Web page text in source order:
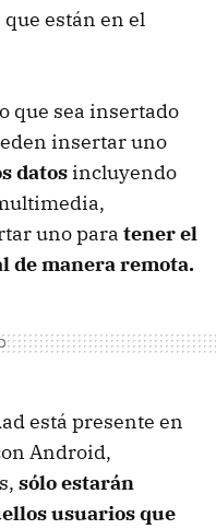
están en el
que sea insertado
insertar uno
datos incluyendo
uno para tener el
de manera remota.
está presente en
Android,
sólo estarán
usuarios que